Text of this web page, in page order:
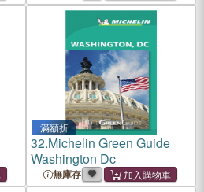
滿額折
32.Michelin Green Guide
Washington Dc
無庫存